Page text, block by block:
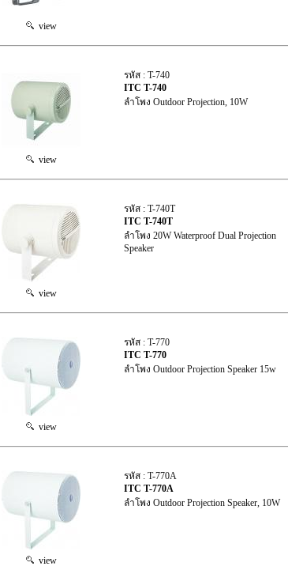
view
view
รหัส : T-740
ITC T-740
ลำโพง Outdoor Projection, 10W
view
รหัส : T-740T
ITC T-740T
ลำโพง 20W Waterproof Dual Projection
Speaker
view
รหัส : T-770
ITC T-770
ลำโพง Outdoor Projection Speaker 15w
view
รหัส : T-770A
ITC T-770A
ลำโพง Outdoor Projection Speaker, 10W